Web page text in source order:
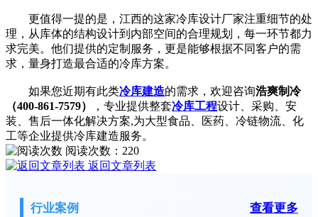
更值得一提的是，江西的这家冷库设计厂家注重细节的处
理，从库体的结构设计到内部空间的合理规划，每一环节都力
求完美。他们提供的定制服务，更是能够根据不同客户的需
求，量身打造最合适的冷库方案。
如果您近期有此类冷库建造的需求，欢迎咨询浩爽制冷
（400-861-7579）
，专业提供整套冷库工程设计、采购、安
装、售后一体化解决方案,为大型食品、医药、冷链物流、化
工等企业提供冷库建造服务。
阅读次数： 220
返回文章列表
行业案例 查看更多